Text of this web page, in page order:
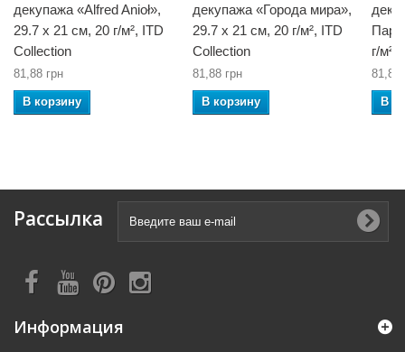
декупажа «Alfred Anioł»,
29.7 x 21 см, 20 г/м², ITD
Collection
81,88 грн
В корзину
декупажа «Города мира»,
29.7 x 21 см, 20 г/м², ITD
Collection
81,88 грн
В корзину
г/м²,
81,88
В
Рассылка
Информация